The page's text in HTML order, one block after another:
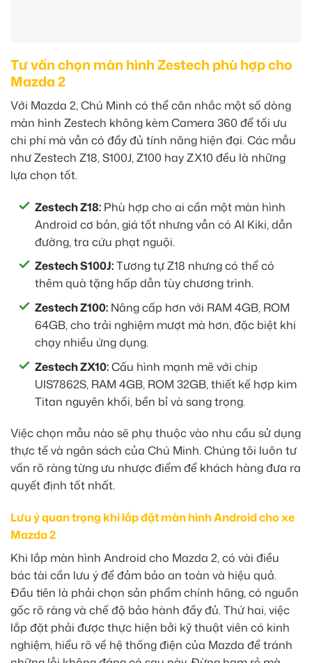
Tư vấn chọn màn hình Zestech phù hợp cho
Mazda 2
Với Mazda 2, Chú Minh có thể cân nhắc một số dòng
màn hình Zestech không kèm Camera 360 để tối ưu
chi phí mà vẫn có đầy đủ tính năng hiện đại. Các mẫu
như Zestech Z18, S100J, Z100 hay ZX10 đều là những
lựa chọn tốt.
Zestech Z18: Phù hợp cho ai cần một màn hình
Android cơ bản, giá tốt nhưng vẫn có AI Kiki, dẫn
đường, tra cứu phạt nguội.
Zestech S100J:Tương tự Z18 nhưng có thể có
thêm quà tặng hấp dẫn tùy chương trình.
Zestech Z100: Nâng cấp hơn với RAM 4GB, ROM
64GB, cho trải nghiệm mượt mà hơn, đặc biệt khi
chạy nhiều ứng dụng.
Zestech ZX10:Cấu hình mạnh mẽ với chip
UIS7862S, RAM 4GB, ROM 32GB, thiết kế hợp kim
Titan nguyên khối, bền bỉ và sang trọng.
Việc chọn mẫu nào sẽ phụ thuộc vào nhu cầu sử dụng
thực tế và ngân sách của Chú Minh. Chúng tôi luôn tư
vấn rõ ràng từng ưu nhược điểm để khách hàng đưa ra
quyết định tốt nhất.
Lưu ý quan trọng khi lắp đặt màn hình Android cho xe
Mazda 2
Khi lắp màn hình Android cho Mazda 2, có vài điều
bác tài cần lưu ý để đảm bảo an toàn và hiệu quả.
Đầu tiên là phải chọn sản phẩm chính hãng, có nguồn
gốc rõ ràng và chế độ bảo hành đầy đủ. Thứ hai, việc
lắp đặt phải được thực hiện bởi kỹ thuật viên có kinh
nghiệm, hiểu rõ về hệ thống điện của Mazda để tránh